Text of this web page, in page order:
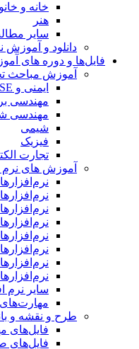
خانه و خانواده
هنر
سایر مطالب
دانلود و آموزش نرم
فایل‌ها و دوره های آموزشی
آموزش مباحث
ایمنی و HSE
مهندسی برق
مهندسی شیمی
شیمی
فیزیک
تجارت
آموزش های نرم
نرم‌افزارهای
نرم‌افزارهای
نرم‌افزارهای
نرم‌افزارهای
نرم‌افزارهای
نرم‌افزارهای
نرم‌افزارهای
سایر نرم
مهارت‌های
طرح و نقشه و بانک
فایل‌های
فایل‌های